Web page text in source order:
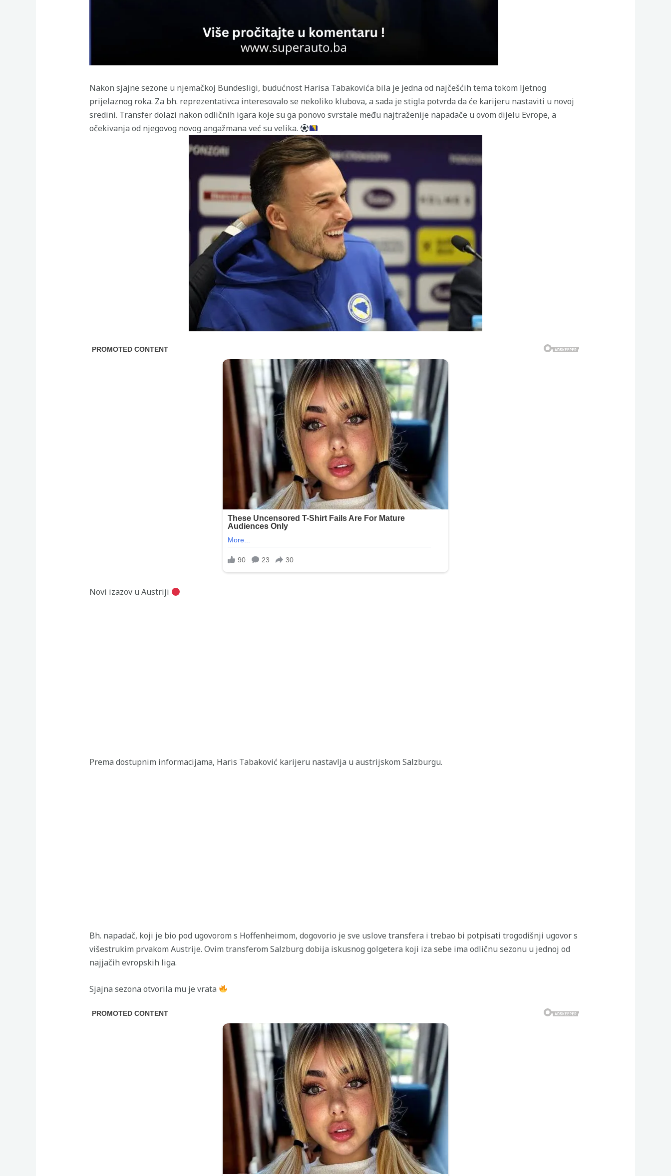
Nakon sjajne sezone u njemačkoj Bundesligi, budućnost Harisa Tabakovića bila je jedna od najčešćih tema tokom ljetnog
prijelaznog roka. Za bh. reprezentativca interesovalo se nekoliko klubova, a sada je stigla potvrda da će karijeru nastaviti u novoj
sredini. Transfer dolazi nakon odličnih igara koje su ga ponovo svrstale među najtraženije napadače u ovom dijelu Evrope, a
očekivanja od njegovog novog angažmana već su velika.
Novi izazov u Austriji
Prema dostupnim informacijama, Haris Tabaković karijeru nastavlja u austrijskom Salzburgu.
Bh. napadač, koji je bio pod ugovorom s Hoffenheimom, dogovorio je sve uslove transfera i trebao bi potpisati trogodišnji ugovor s
višestrukim prvakom Austrije. Ovim transferom Salzburg dobija iskusnog golgetera koji iza sebe ima odličnu sezonu u jednoj od
najjačih evropskih liga.
Sjajna sezona otvorila mu je vrata